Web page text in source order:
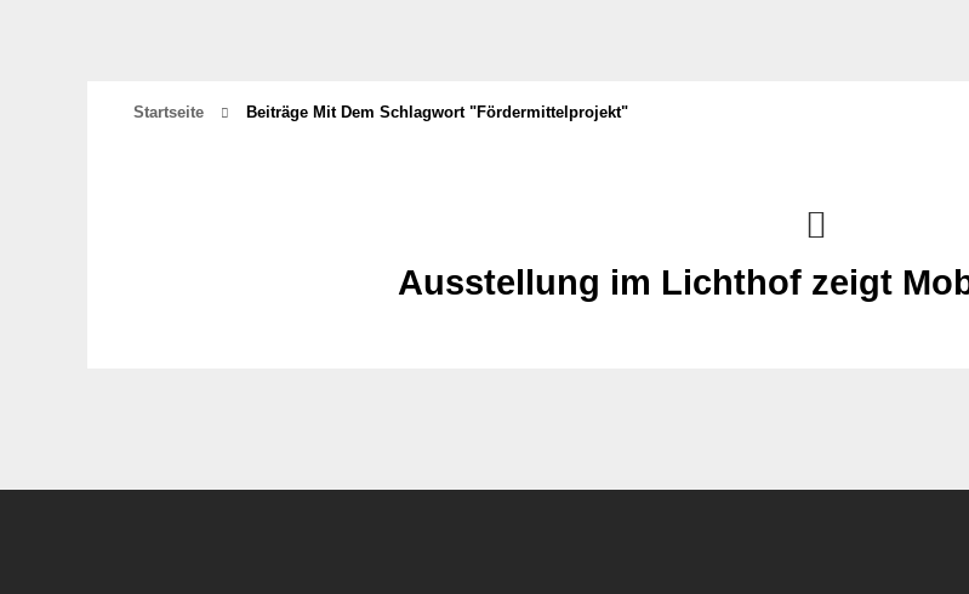
Startseite Beiträge Mit Dem Schlagwort "fördermittelprojekt"
Ausstellung im Lichthof zeigt